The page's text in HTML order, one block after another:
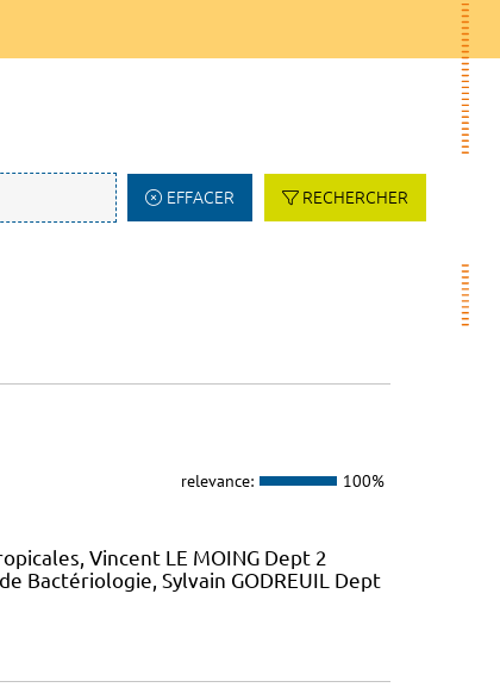
EFFACER RECHERCHER
relevance: 100%
Vincent LE MOING Dept 2
Bactériologie, Sylvain GODREUIL Dept